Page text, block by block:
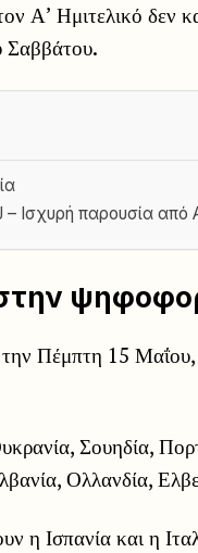
Α’ Ημιτελικό δεν
Σαββάτου.
Ισχυρή παρουσία από
Πέμπτη 15
Σουηδία,
Ολλανδία,
η Ισπανία και η